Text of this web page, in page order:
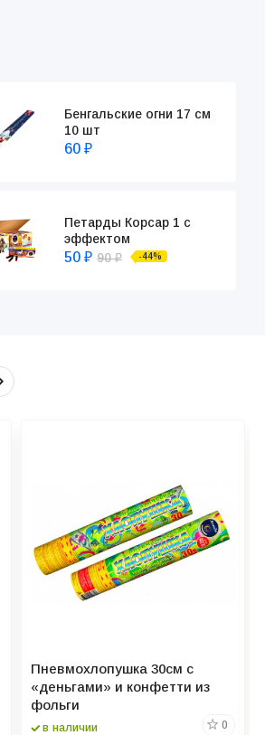
Бенгальские огни 17 см
10 шт
60₽
Петарды Корсар 1 с
эффектом
50₽ 90₽ -44%
Пневмохлопушка 30см с
«деньгами» и конфетти из
фольги
в наличии 0